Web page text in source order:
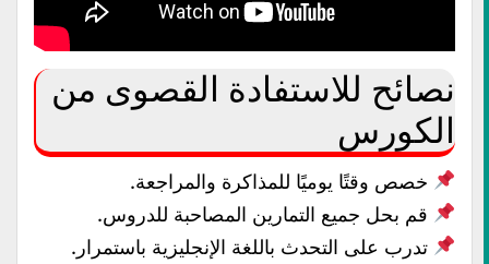
نصائح للاستفادة القصوى من
الكورس
خصص وقتًا يوميًا للمذاكرة والمراجعة.
قم بحل جميع التمارين المصاحبة للدروس.
تدرب على التحدث باللغة الإنجليزية باستمرار.